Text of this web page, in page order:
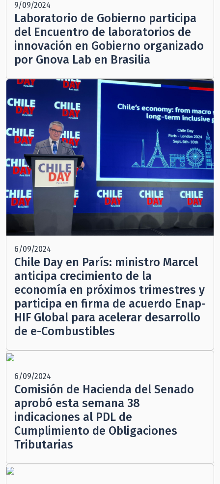
9/09/2024
Laboratorio de Gobierno participa
del Encuentro de laboratorios de
innovación en Gobierno organizado
por Gnova Lab en Brasilia
6/09/2024
Chile Day en París: ministro Marcel
anticipa crecimiento de la
economía en próximos trimestres y
participa en firma de acuerdo Enap-
HIF Global para acelerar desarrollo
de e-Combustibles
6/09/2024
Comisión de Hacienda del Senado
aprobó esta semana 38
indicaciones al PDL de
Cumplimiento de Obligaciones
Tributarias